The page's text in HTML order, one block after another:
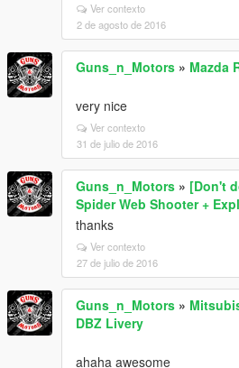
Ver contexto
2 de agosto de 2016
Guns_n_Motors » Mazda
very nice
Ver contexto
31 de julio de 2016
Guns_n_Motors » [Don't
Spider Web Shooter +
thanks
Ver contexto
27 de julio de 2016
Guns_n_Motors »
DBZ Livery
ahaha awesome